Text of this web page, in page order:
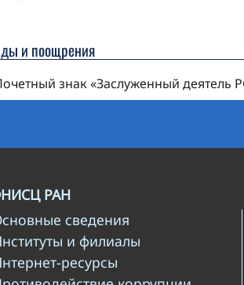
и поощрения
знак «Заслуженный деятель
РАН
сведения
и филиалы
ресурсы